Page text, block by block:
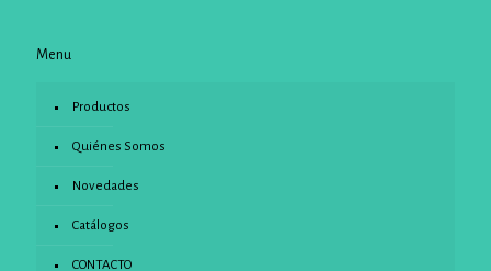
Menu
Productos
Quiénes Somos
Novedades
Catálogos
CONTACTO